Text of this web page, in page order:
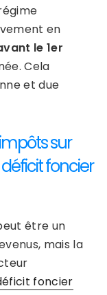
en
le 1er
Cela
et due
sur
foncier
être un
mais la
foncier